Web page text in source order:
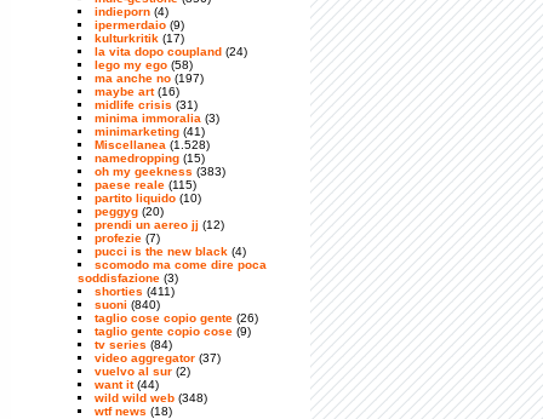
indieporn (4)
ipermerdaio (9)
kulturkritik (17)
la vita dopo coupland (24)
lego my ego (58)
ma anche no (197)
maybe art(16)
midlife crisis (31)
minima immoralia (3)
minimarketing (41)
Miscellanea (1.528)
namedropping (15)
oh my geekness (383)
paese reale (115)
partito liquido (10)
peggyg (20)
prendi un aereo jj (12)
profezie (7)
pucci is the new black (4)
scomodo ma come dire poca
soddisfazione (3)
shorties (411)
suoni (840)
taglio cose copio gente (26)
taglio gente copio cose (9)
tv series (84)
video aggregator (37)
vuelvo al sur (2)
want it(44)
wild wild web (348)
wtf news (18)